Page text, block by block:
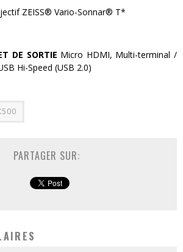
ZEISS® Vario-Sonnar® T*
DE SORTIE Micro HDMI, Multi-terminal /
Hi-Speed (USB 2.0)
PARTAGER SUR: